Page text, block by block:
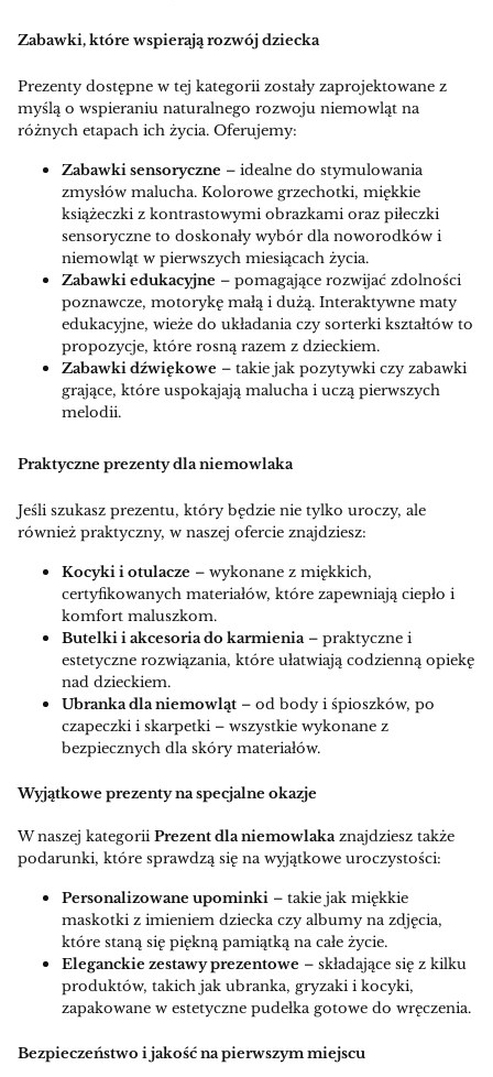
Zabawki, które wspierają rozwój dziecka
Prezenty dostępne w tej kategorii zostały zaprojektowane z
myślą o wspieraniu naturalnego rozwoju niemowląt na
różnych etapach ich życia. Oferujemy:
Zabawki sensoryczne – idealne do stymulowania
zmysłów malucha. Kolorowe grzechotki, miękkie
książeczki z kontrastowymi obrazkami oraz piłeczki
sensoryczne to doskonały wybór dla noworodków i
niemowląt w pierwszych miesiącach życia.
Zabawki edukacyjne – pomagające rozwijać zdolności
poznawcze, motorykę małą i dużą. Interaktywne maty
edukacyjne, wieże do układania czy sorterki kształtów to
propozycje, które rosną razem z dzieckiem.
Zabawki dźwiękowe – takie jak pozytywki czy zabawki
grające, które uspokajają malucha i uczą pierwszych
melodii.
Praktyczne prezenty dla niemowlaka
Jeśli szukasz prezentu, który będzie nie tylko uroczy, ale
również praktyczny, w naszej ofercie znajdziesz:
Kocyki i otulacze – wykonane z miękkich,
certyfikowanych materiałów, które zapewniają ciepło i
komfort maluszkom.
Butelki i akcesoria do karmienia– praktyczne i
estetyczne rozwiązania, które ułatwiają codzienną opiekę
nad dzieckiem.
Ubranka dla niemowląt – od body i śpioszków, po
czapeczki i skarpetki – wszystkie wykonane z
bezpiecznych dla skóry materiałów.
Wyjątkowe prezenty na specjalne okazje
W naszej kategorii Prezent dla niemowlakaznajdziesz także
podarunki, które sprawdzą się na wyjątkowe uroczystości:
Personalizowane upominki – takie jak miękkie
maskotki z imieniem dziecka czy albumy na zdjęcia,
które staną się piękną pamiątką na całe życie.
Eleganckie zestawy prezentowe – składające się z kilku
produktów, takich jak ubranka, gryzaki i kocyki,
zapakowane w estetyczne pudełka gotowe do wręczenia.
Bezpieczeństwo i jakość na pierwszym miejscu